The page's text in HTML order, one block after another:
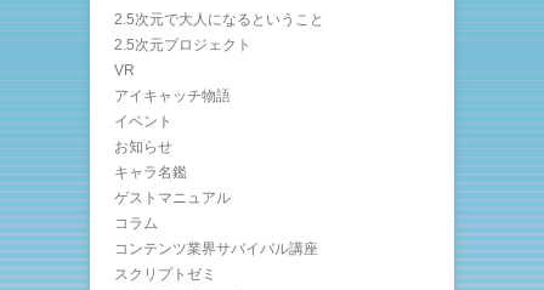
2.5次元で大人になるということ
2.5次元プロジェクト
VR
アイキャッチ物語
イベント
お知らせ
キャラ名鑑
ゲストマニュアル
コラム
コンテンツ業界サバイバル講座
スクリプトゼミ